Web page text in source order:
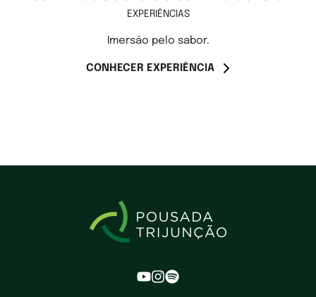
EXPERIÊNCIAS
Imersão pelo sabor.
CONHECER EXPERIÊNCIA